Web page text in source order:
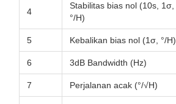
4
Stabilitas bias nol (10s, 1σ,
°/H)
5 Kebalikan bias nol (1σ, °/H)
6 3dB Bandwidth (Hz)
7 Perjalanan acak (°/√H)